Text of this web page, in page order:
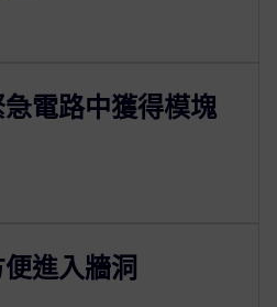
電路中獲得模塊
進入牆洞